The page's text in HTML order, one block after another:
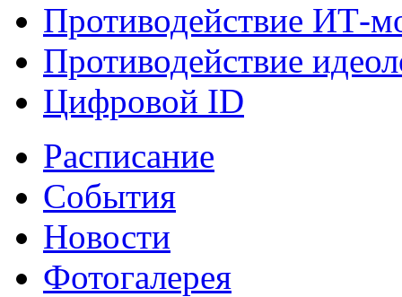
Противодействие ИТ-
Противодействие
Цифровой ID
Расписание
События
Новости
Фотогалерея